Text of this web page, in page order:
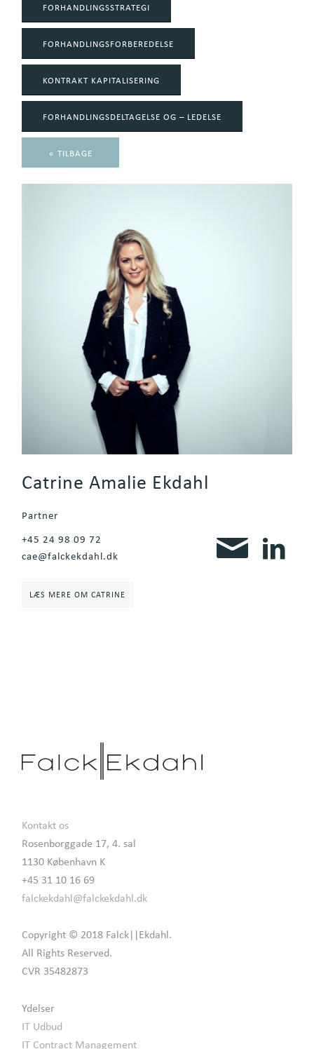
FORHANDLINGSSTRATEGI
FORHANDLINGSFORBEREDELSE
KONTRAKT KAPITALISERING
FORHANDLINGSDELTAGELSE OG – LEDELSE
« TILBAGE
Catrine Amalie Ekdahl
Partner
+45 24 98 09 72
cae@falckekdahl.dk
LÆS MERE OM CATRINE
Kontakt os
Rosenborggade 17, 4. sal
1130 København K
+45 31 10 16 69
falckekdahl@falckekdahl.dk
Copyright © 2018 Falck||Ekdahl.
All Rights Reserved.
CVR 35482873
Ydelser
IT Udbud
IT Contract Management